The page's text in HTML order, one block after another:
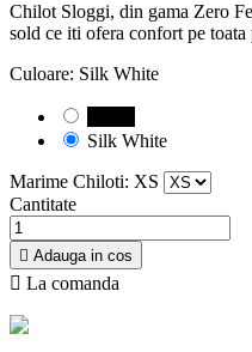
Chilot Sloggi, din gama Zero
sold ce iti ofera confort pe toata
Culoare: Silk White
Silk White
Marime Chiloti: XS
Cantitate
 Adauga in cos
 La comanda